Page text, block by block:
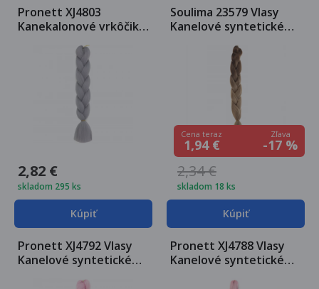
Pronett XJ4803
Kanekalonové vrkôčiky
2,82 €
skladom 295 ks
Kúpiť
Soulima 23579 Vlasy
Kanelové syntetické
Cena teraz
1,94 €
Zľava
-17 %
2,34 €
skladom 18 ks
Kúpiť
Pronett XJ4792 Vlasy
Kanelové syntetické
Pronett XJ4788 Vlasy
Kanelové syntetické